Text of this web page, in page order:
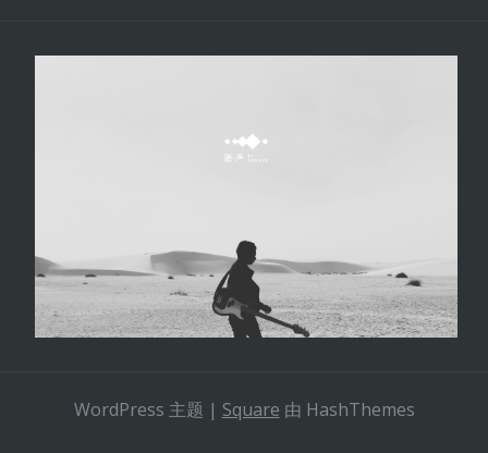
WordPress 主题 | Square 由 HashThemes